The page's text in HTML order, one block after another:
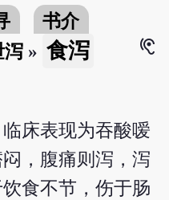
书介
泻 » 食泻
hearing
床表现为吞酸嗳
，腹痛则泻，泻
食不节，伤于肠